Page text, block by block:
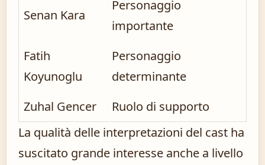
Senan Kara
Personaggio
importante
Fatih
Koyunoglu
Personaggio
determinante
Zuhal Gencer
Ruolo di supporto
La qualità delle interpretazioni del cast ha
suscitato grande interesse anche a livello